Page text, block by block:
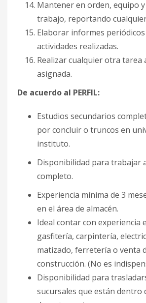
Mantener en orden, equipo
trabajo, reportando
Elaborar informes periódicos
actividades realizadas.
Realizar cualquier otra tarea
asignada.
De acuerdo al PERFIL:
Estudios secundarios
por concluir o truncos en
instituto.
Disponibilidad para trabajar
completo.
Experiencia mínima de 3
en el área de almacén.
Ideal contar con experiencia
gasfitería, carpintería,
matizado, ferretería o venta
construcción. (No es
Disponibilidad para
sucursales que están dentro